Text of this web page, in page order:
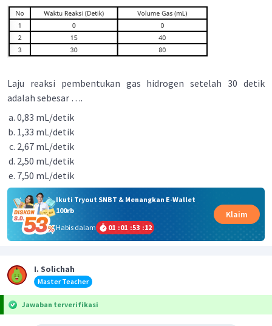
Laju reaksi pembentukan gas hidrogen setelah 30 detik
adalah sebesar ….
0,83 mL/detik
1,33 mL/detik
2,67 mL/detik
2,50 mL/detik
7,50 mL/detik
Ikuti Tryout SNBT & Menangkan E-Wallet
100rb
Habis dalam
01 :01 :53 :11
Klaim
I. Solichah
Master Teacher
Jawaban terverifikasi